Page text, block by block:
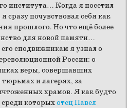
института… Когда я посетил
сразу почувствовал себя как
прошлого. Но что ещё более
для новой памяти…
сподвижникам я узнал о
России: о
веры, совершавших
и лагерях, за
храмов. Я как будто
которыхотец Павел